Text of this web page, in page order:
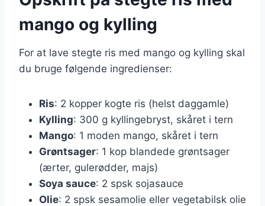
mango og kylling
For at lave stegte ris med mango og kylling skal
du bruge følgende ingredienser:
Ris: 2 kopper kogte ris (helst daggamle)
Kylling: 300 g kyllingebryst, skåret i tern
Mango: 1 moden mango, skåret i tern
Grøntsager: 1 kop blandede grøntsager
(ærter, gulerødder, majs)
Soya sauce: 2 spsk sojasauce
Olie: 2 spsk sesamolie eller vegetabilsk olie